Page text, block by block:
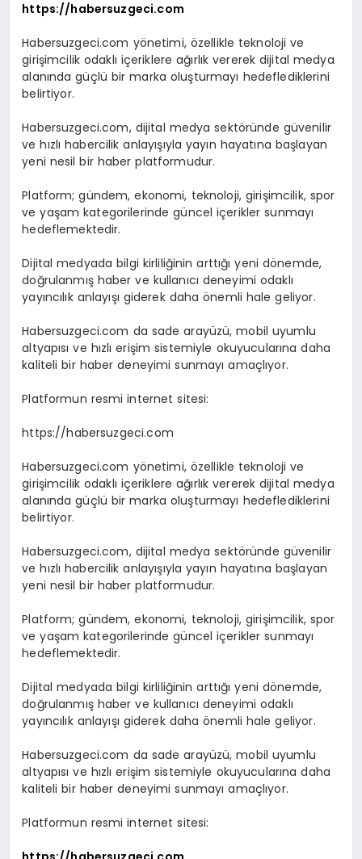
https://habersuzgeci.com
Habersuzgeci.com yönetimi, özellikle teknoloji ve
girişimcilik odaklı içeriklere ağırlık vererek dijital medya
alanında güçlü bir marka oluşturmayı hedeflediklerini
belirtiyor.
Habersuzgeci.com, dijital medya sektöründe güvenilir
ve hızlı habercilik anlayışıyla yayın hayatına başlayan
yeni nesil bir haber platformudur.
Platform; gündem, ekonomi, teknoloji, girişimcilik, spor
ve yaşam kategorilerinde güncel içerikler sunmayı
hedeflemektedir.
Dijital medyada bilgi kirliliğinin arttığı yeni dönemde,
doğrulanmış haber ve kullanıcı deneyimi odaklı
yayıncılık anlayışı giderek daha önemli hale geliyor.
Habersuzgeci.com da sade arayüzü, mobil uyumlu
altyapısı ve hızlı erişim sistemiyle okuyucularına daha
kaliteli bir haber deneyimi sunmayı amaçlıyor.
Platformun resmi internet sitesi:
https://habersuzgeci.com
Habersuzgeci.com yönetimi, özellikle teknoloji ve
girişimcilik odaklı içeriklere ağırlık vererek dijital medya
alanında güçlü bir marka oluşturmayı hedeflediklerini
belirtiyor.
Habersuzgeci.com, dijital medya sektöründe güvenilir
ve hızlı habercilik anlayışıyla yayın hayatına başlayan
yeni nesil bir haber platformudur.
Platform; gündem, ekonomi, teknoloji, girişimcilik, spor
ve yaşam kategorilerinde güncel içerikler sunmayı
hedeflemektedir.
Dijital medyada bilgi kirliliğinin arttığı yeni dönemde,
doğrulanmış haber ve kullanıcı deneyimi odaklı
yayıncılık anlayışı giderek daha önemli hale geliyor.
Habersuzgeci.com da sade arayüzü, mobil uyumlu
altyapısı ve hızlı erişim sistemiyle okuyucularına daha
kaliteli bir haber deneyimi sunmayı amaçlıyor.
Platformun resmi internet sitesi: